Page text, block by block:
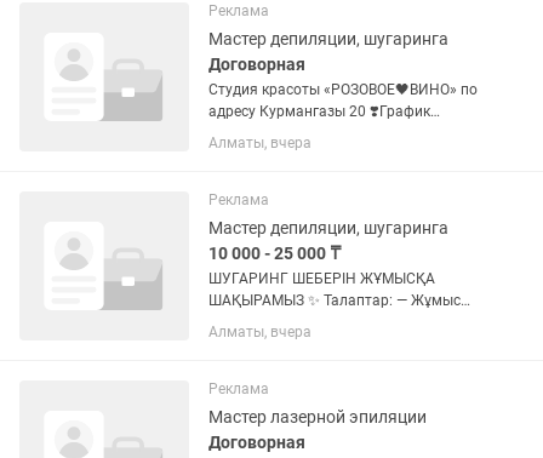
-Ответственность и...
Реклама
Мастер депиляции, шугаринга
Договорная
Студия красоты «РОЗОВОЕ🖤ВИНО» по
адресу Курмангазы 20 ❣️График
работы 2/2. ❣️Опыт работы в салоне
обязателен ❣️Приветствуется желание
лазерной эпиляции и...
Алматы, вчера
Реклама
Мастер депиляции, шугаринга
10 000 - 25 000 ₸
ШУГАРИНГ ШЕБЕРІН ЖҰМЫСҚА
ШАҚЫРАМЫЗ ✨ Талаптар: — Жұмыс
тәжірибесі бар немесе оқудан өткен
болуы — Шугарингтің мануалды
санитарлық талаптарды сақтау —
Клиенттермен...
Алматы, вчера
Реклама
Мастер лазерной эпиляции
Договорная